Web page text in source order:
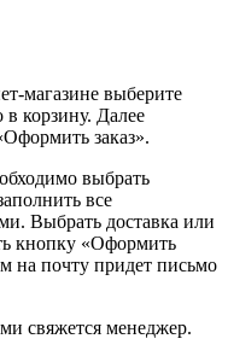
магазине выберите
в корзину. Далее
заказ».
выбрать
все
Выбрать доставка или
кнопку «Оформить
на почту придет письмо
свяжется менеджер.